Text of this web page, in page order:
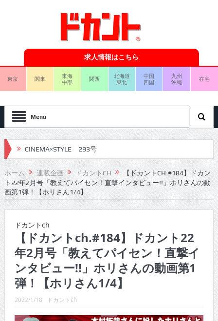
求人情報はこちら
東京 関東
東海
中部
関西
北海道
東北
中国
四国
九州
沖縄
在宅
Menu
CINEMA×STYLE 293号
CINEMA×STYLE 292号
CINEMA×STYLE 291号
CINEMA×STYLE 290号
CINEMA×STYLE 289号
CINEMA×STYLE 288号
CINEMA×STYLE 287号
CINEMA×STYLE 286号
CINEMA×STYLE 285号
CINEMA×STYLE 294号
ホーム 連載企画 ドカントCH
【ドカントCH.#184】ドカン
ト22年2月号「教えてパイセン！直撃インタビュー!!」ホリさんの動
画第1弾！【ホリさん1/4】
ドカントch
【ドカントch.#184】ドカント22
年2月号「教えてパイセン！直撃イ
ンタビュー!!」ホリさんの動画第1
弾！【ホリさん1/4】
2022/1/18 ドカントch